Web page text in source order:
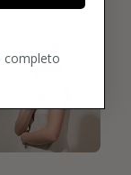
completo